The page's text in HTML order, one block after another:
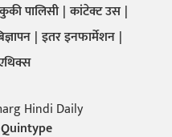
कुकी पालिसी कांटेक्ट उस
इतर इनफार्मेशन
Hindi Daily
Quintype